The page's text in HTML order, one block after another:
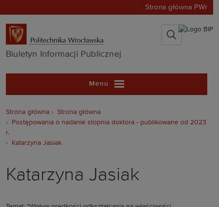
Strona główna PWr
Biuletyn
Biuletyn Informacji Publicznej
Menu
Strona główna
Strona główna
Postępowania o nadanie stopnia doktora - publikowane od 2023
r.
Katarzyna Jasiak
Katarzyna Jasiak